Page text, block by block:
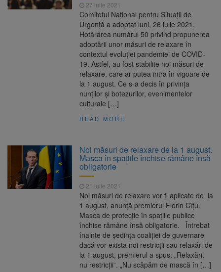
27 iulie 2021
Comitetul Național pentru Situații de
Urgență a adoptat luni, 26 iulie 2021,
Hotărârea numărul 50 privind propunerea
adoptării unor măsuri de relaxare în
contextul evoluției pandemiei de COVID-
19. Astfel, au fost stabilite noi măsuri de
relaxare, care ar putea intra în vigoare de
la 1 august. Ce s-a decis în privința
nunților și botezurilor, evenimentelor
culturale […]
READ MORE
Noi măsuri de relaxare de la 1 august.
Masca în spațiile închise rămâne însă
obligatorie
21 iulie 2021
Noi măsuri de relaxare vor fi aplicate de la
1 august, anunță premierul Florin Cîțu.
Masca de protecție în spațiile publice
închise rămâne însă obligatorie. Întrebat
înainte de şedinţa coaliţiei de guvernare
dacă vor exista noi restricţii sau relaxări de
la 1 august, premierul a spus: „Relaxări,
nu restricţii”. „Nu scăpăm de mască în […]